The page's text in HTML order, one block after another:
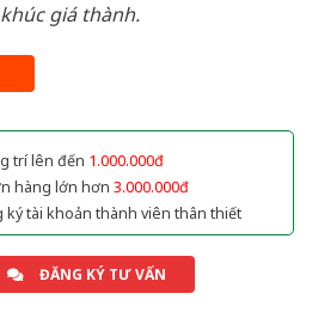
giá thành.
trí lên đến 1.000.000đ
hàng lớn hơn 3.000.000đ
tài khoản thành viên thân thiết
ĐĂNG KÝ TƯ VẤN